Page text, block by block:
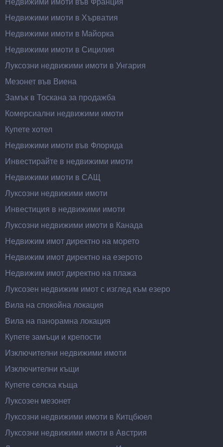
Недвижими имоти в Хърватия
Недвижими имоти в Майорка
Недвижими имоти в Сицилия
Луксозни недвижими имоти в Унгария
Мезонет във Виена
Замък в Тоскана за продажба
Комерсиални недвижими имоти
Купете хотел
Недвижими имоти във Флорида
Инвестирайте в недвижими имоти
Недвижими имоти в САЩ
Луксозни недвижими имоти
Инвестиция в недвижими имоти
Луксозни недвижими имоти в Канада
Недвижим имот директно на морето
Недвижим имот директно на езерото
Недвижим имот директно на плажа
Луксозен недвижим имот с изглед към езеро
Вила на спокойна локация
Вила на панорамна локация
Купете замъци и крепости
Изключителни недвижими имоти
Изключителни къщи
Купете селска къща
Луксозен мезонет
Луксозни недвижими имоти в Китцбюел
Луксозни недвижими имоти в Австрия